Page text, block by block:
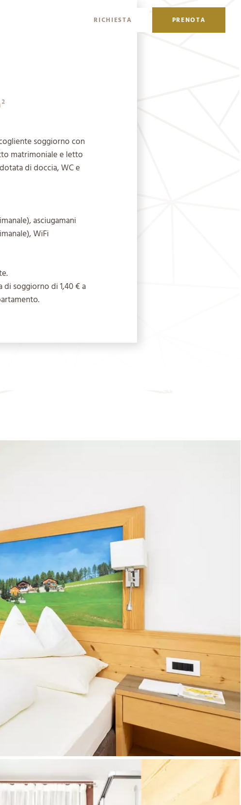
RICHIESTA PRENOTA
soggiorno con
matrimoniale e letto
di doccia, WC e
asciugamani
WiFi
soggiorno di 1,40 € a